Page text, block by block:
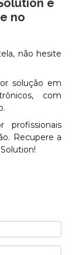
no
não hesite
solução em
com
profissionais
Recupere a